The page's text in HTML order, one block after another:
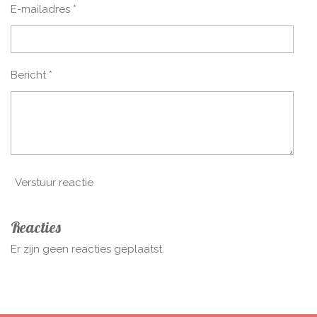
E-mailadres *
Bericht *
Verstuur reactie
Reacties
Er zijn geen reacties geplaatst.